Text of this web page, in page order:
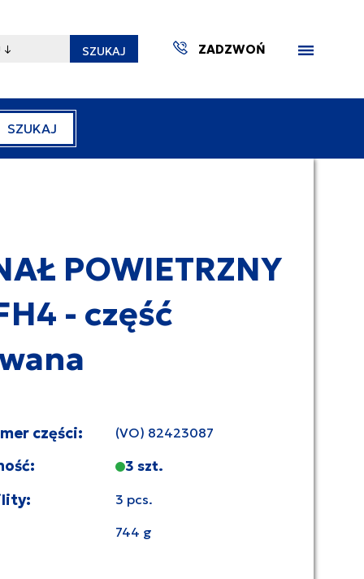
SZUKAJ ZADZWOŃ
SZUKAJ
POWIETRZNY
- część
części: (VO) 82423087
3 szt.
3 pcs.
744 g